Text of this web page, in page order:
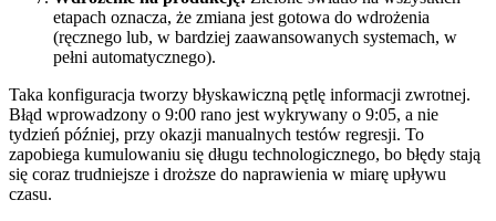
etapach oznacza, że zmiana jest gotowa do wdrożenia
(ręcznego lub, w bardziej zaawansowanych systemach, w
pełni automatycznego).
Taka konfiguracja tworzy błyskawiczną pętlę informacji zwrotnej.
Błąd wprowadzony o 9:00 rano jest wykrywany o 9:05, a nie
tydzień później, przy okazji manualnych testów regresji. To
zapobiega kumulowaniu się długu technologicznego, bo błędy stają
się coraz trudniejsze i droższe do naprawienia w miarę upływu
czasu.